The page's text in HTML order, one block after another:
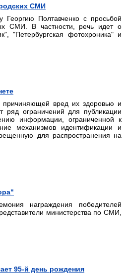
СМИ
Георгию Полтавченко с просьбой
СМИ. В частности, речь идет о
"Петербургская фотохроника" и
вред их здоровью и
ряд ограничений для публикации
информации, ограниченной к
механизмов идентификации и
для распространения на
награждения победителей
министерства по СМИ,
95-й день рождения